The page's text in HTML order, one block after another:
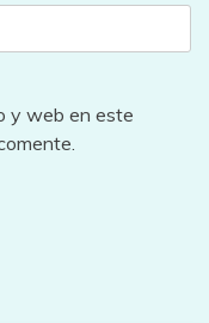
y web en este